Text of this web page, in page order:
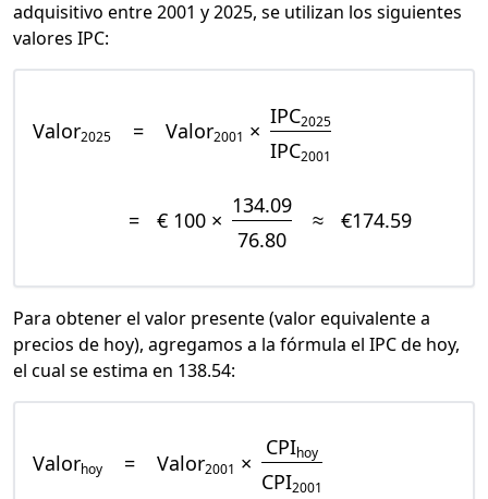
adquisitivo entre 2001 y 2025, se utilizan los siguientes
valores IPC:
Valor2025 = Valor2001 ×
IPC2025
IPC2001
= € 100 ×
134.09
76.80
≈ €174.59
Para obtener el valor presente (valor equivalente a
precios de hoy), agregamos a la fórmula el IPC de hoy,
el cual se estima en 138.54:
Valorhoy = Valor2001 ×
CPIhoy
CPI2001